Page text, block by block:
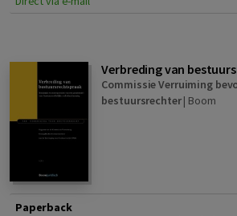
Verbreding van
Commissie Verruiming
bestuursrechter| Boom
Paperback